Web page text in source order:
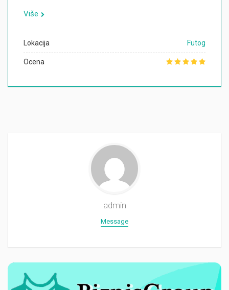
Više
Lokacija Futog
Ocena
admin
Message